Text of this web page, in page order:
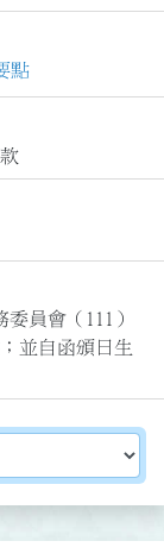
點
員會（111）
並自函頒日生